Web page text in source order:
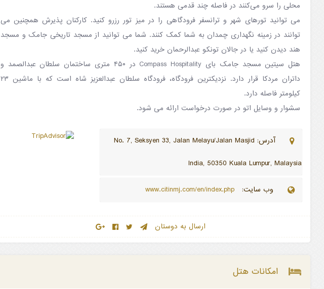
محلی را سرو می‌کنند در فاصله چند قدمی هستند.
می توانید تورهای شهر و ترانسفر فرودگاهی را در میز تور رزرو کنید. کارکنان پذیرش همچنین می
توانند در زمینه نگهداری چمدان به شما کمک کنند. شما می توانید از مسجد تاریخی جامک و مسجد
هند دیدن کنید یا در جالان تونکو عبدالرحمان خرید کنید.
هتل سیتین مسجد جامک بای Compass Hospitality در ۴۵۰ متری ساختمان سلطان عبدالصمد و
داتران مردکا قرار دارد. نزدیکترین فرودگاه، فرودگاه سلطان عبدالعزیز شاه است که با ماشین ۲۳
کیلومتر فاصله دارد.
سشوار و وسایل اتو در صورت درخواست ارائه می شود.
آدرس: No. 7, Seksyen 33, Jalan Melayu/Jalan Masjid
India, 50350 Kuala Lumpur, Malaysia
وب سایت:
ارسال به دوستان
امکانات هتل